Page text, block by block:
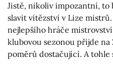
Jistě, nikoliv impozantní, to
slavit vítězství v Lize
nejlepšího hráče
klubovou sezonou přijde
poměrů dostačující. A tohle